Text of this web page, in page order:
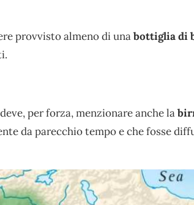
provvisto almeno di unabottiglia di
per forza, menzionare anche la
da parecchio tempo e che fosse